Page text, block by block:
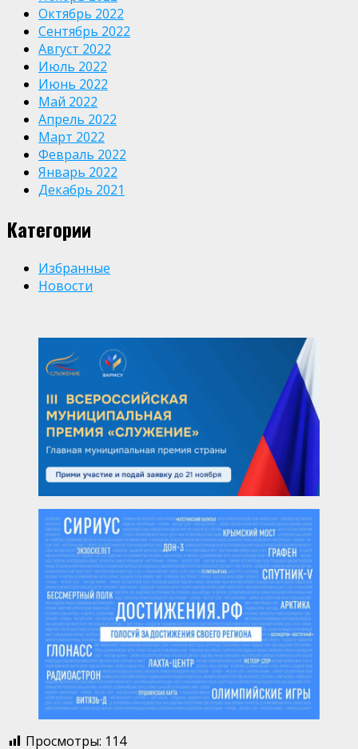
Октябрь 2022
Сентябрь 2022
Август 2022
Июль 2022
Июнь 2022
Май 2022
Апрель 2022
Март 2022
Февраль 2022
Январь 2022
Декабрь 2021
Категории
Избранные
Новости
Просмотры: 114